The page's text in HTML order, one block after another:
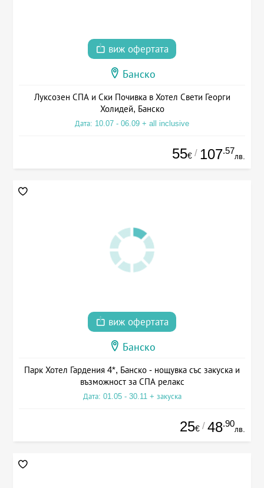
виж офертата
Банско
Луксозен СПА и Ски Почивка в Хотел Свети Георги
Холидей, Банско
Дата: 10.07 - 06.09 + all inclusive
55€ / 107.57
лв.
виж офертата
Банско
Парк Хотел Гардения 4*, Банско - нощувка със закуска и
възможност за СПА релакс
Дата: 01.05 - 30.11 + закуска
25€ / 48.90
лв.